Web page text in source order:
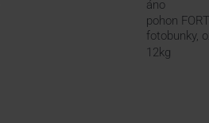
áno
pohon
fotobunky,
12kg